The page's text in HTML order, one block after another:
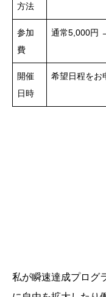
方法
参加
費
通常5,000円
開催
日時
希望日程をお
私が瞬速達成プログ